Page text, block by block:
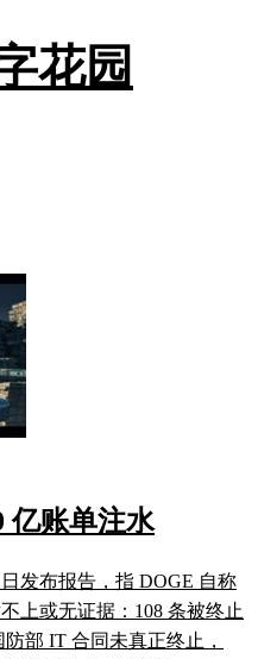
花园
亿账单注水
发布报告，指 DOGE 自称
上或无证据：108 条被终止
部 IT 合同未真正终止，